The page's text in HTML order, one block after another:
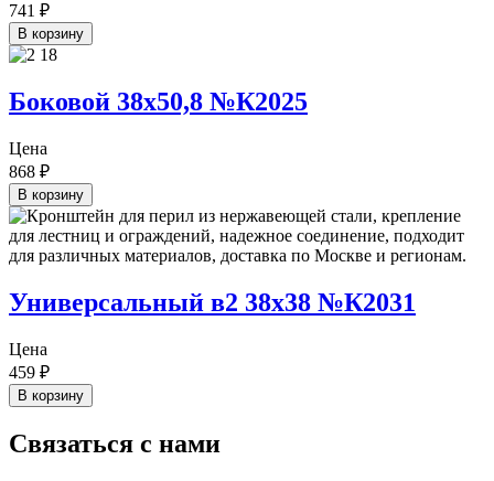
741 ₽
В корзину
Боковой 38х50,8 №К2025
Цена
868 ₽
В корзину
Универсальный в2 38х38 №К2031
Цена
459 ₽
В корзину
Связаться с нами